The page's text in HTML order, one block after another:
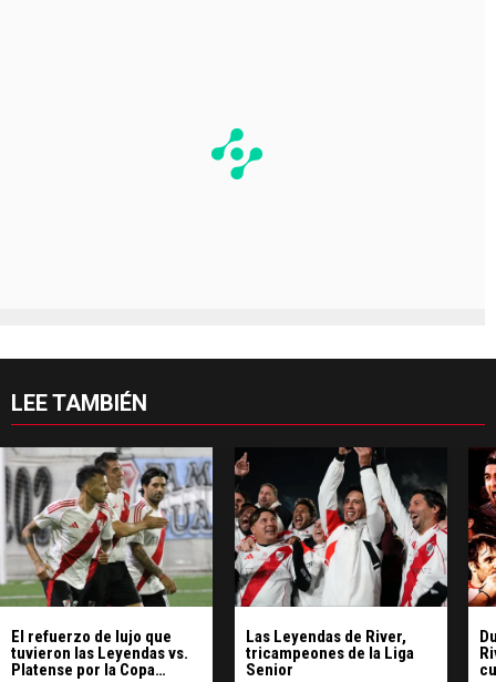
LEE TAMBIÉN
El refuerzo de lujo que
tuvieron las Leyendas vs.
Platense por la Copa
Las Leyendas de River,
tricampeones de la Liga
Senior